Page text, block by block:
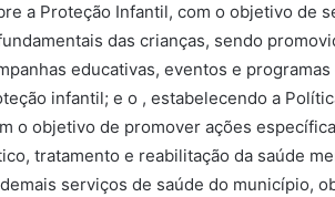
a Proteção Infantil, com o objetivo de
das crianças, sendo
educativas, eventos e
infantil; e o , estabelecendo a
o objetivo de promover ações
tratamento e reabilitação da saúde
serviços de saúde do município,